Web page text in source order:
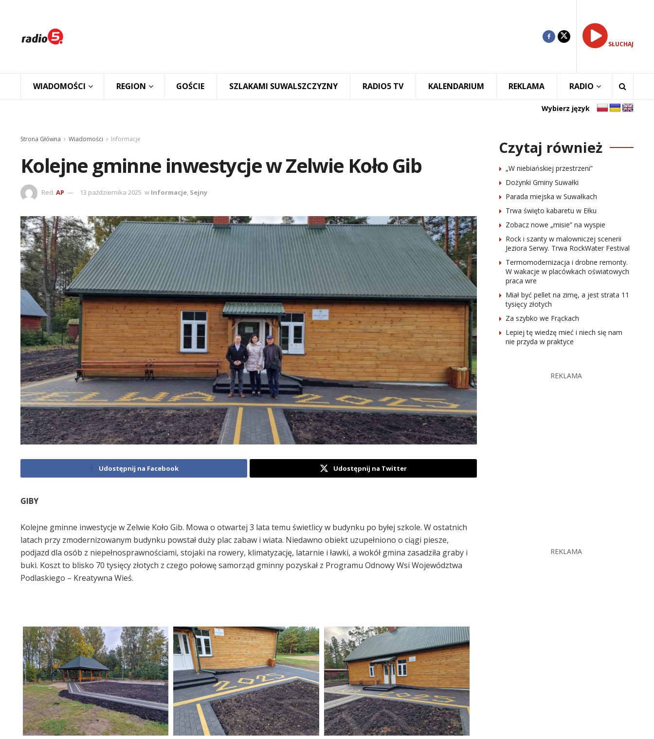
SŁUCHAJ
WIADOMOŚCI REGION GOŚCIE SZLAKAMI SUWALSZCZYZNY RADIO5 TV KALENDARIUM REKLAMA RADIO
Wybierz język
Strona Główna Wiadomości Informacje
Kolejne gminne inwestycje w Zelwie Koło Gib
Red. AP 13 października 2025 w Informacje, Sejny
Udostępnij na Facebook Udostępnij na Twitter
GIBY
Kolejne gminne inwestycje w Zelwie Koło Gib. Mowa o otwartej 3 lata temu świetlicy w budynku po byłej szkole. W ostatnich
latach przy zmodernizowanym budynku powstał duży plac zabaw i wiata. Niedawno obiekt uzupełniono o ciągi piesze,
podjazd dla osób z niepełnosprawnościami, stojaki na rowery, klimatyzację, latarnie i ławki, a wokół gmina zasadziła graby i
buki. Koszt to blisko 70 tysięcy złotych z czego połowę samorząd gminny pozyskał z Programu Odnowy Wsi Województwa
Podlaskiego – Kreatywna Wieś.
Czytaj również
„W niebiańskiej przestrzeni”
Dożynki Gminy Suwałki
Parada miejska w Suwałkach
Trwa święto kabaretu w Ełku
Zobacz nowe „misie” na wyspie
Rock i szanty w malowniczej scenerii
Jeziora Serwy. Trwa RockWater Festival
Termomodernizacja i drobne remonty.
W wakacje w placówkach oświatowych
praca wre
Miał być pellet na zimę, a jest strata 11
tysięcy złotych
Za szybko we Frąckach
Lepiej tę wiedzę mieć i niech się nam
nie przyda w praktyce
REKLAMA
REKLAMA